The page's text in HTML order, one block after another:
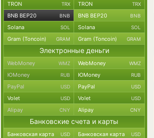
TRON TRX TRON TRX
BNB BEP20 BNB BNB BEP20 BNB
Solana SOL Solana SOL
Gram (Toncoin) GRAM Gram (Toncoin) GRAM
Электронные деньги
WebMoney WMZ WebMoney WMZ
ЮMoney RUB ЮMoney RUB
PayPal USD PayPal USD
Volet USD Volet USD
Alipay CNY Alipay CNY
Банковские счета и карты
Банковская карта USD Банковская карта USD